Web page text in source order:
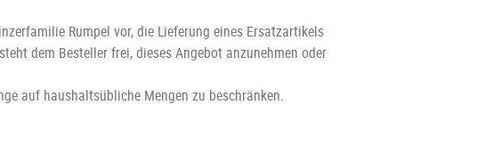
Rumpel vor, die Lieferung eines Ersatzartikels
dem Besteller frei, dieses Angebot anzunehmen oder
auf haushaltsübliche Mengen zu beschränken.